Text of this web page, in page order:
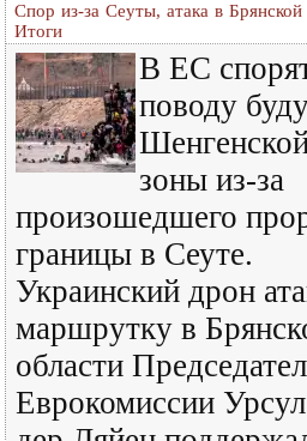
Спор из-за Сеуты, атака в Брянской
Итоги
В ЕС
поводу
зоны из-за
произошедшего
границы в Сеуте.
Украинский дрон
маршрутку в
области
Еврокомиссии